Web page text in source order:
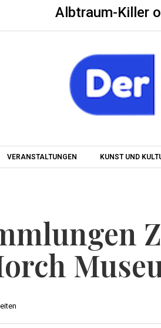
Albtraum-Killer
VERANSTALTUNGEN KUNST UND